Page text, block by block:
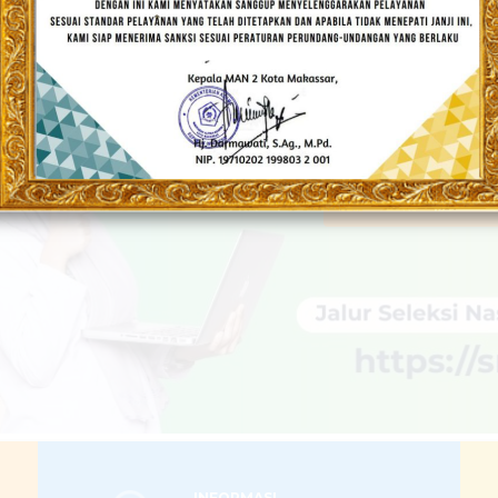
Populis dan Berakhlakul Karimah
LEBIH LANJUT